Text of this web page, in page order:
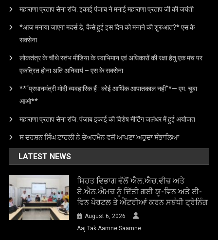
महाराणा प्रताप सेना रजि: इकाई पंजाब ने मनाई महाराणा प्रताप जी की जयंती
*आज मनाया जाएगा मदर्स डे, कैसे हुई इस दिन को मनाने की शुरुआत?* एस के
सक्सेना
लोकतंत्र के चौथे स्तंभ मीडिया के स्वाभिमान एवं अधिकारों की रक्षा हेतु एक मंच पर
एकत्रित होना अति अनिवार्य – एस के सक्सेना
**“प्रधानमंत्री मोदी व्यवहारिक हैं : कोई आर्थिक आपातकाल नहीं”*— एम. चूबा
आओ**
महाराणा प्रताप सेना रजि: पंजाब इकाई की विशेष मीटिंग जलंधर में हुई अयोजत
ਸ ਦਰਸ਼ਨ ਸਿੰਘ ਟਾਹਲੀ ਨੇ ਚੇਅਰਮੈਨ ਵਜੋਂ ਆਪਣਾ ਅਹੁਦਾ ਸੰਭਾਲਿਆ
LATEST NEWS
ਸਿਹਤ ਵਿਭਾਗ ਵੱਲੋਂ ਐਲ.ਐਚ.ਵੀਜ਼ ਅਤੇ
ਏ.ਐਨ.ਐਮਜ਼ ਨੂੰ ਦਿੱਤੀ ਗਈ ਯੂ-ਵਿਨ ਅਤੇ ਈ-
ਵਿਨ ਪੋਰਟਲ ਤੇ ਐਂਟਰੀਆਂ ਕਰਨ ਸਬੰਧੀ ਟ੍ਰੇਨਿੰਗ
August 6, 2026
Aaj Tak Aamne Saamne